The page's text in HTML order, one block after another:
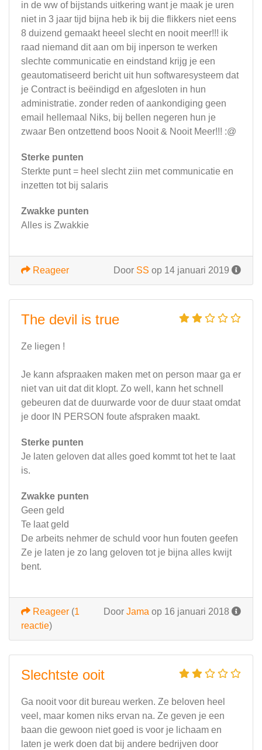
in de ww of bijstands uitkering want je maak je uren
niet in 3 jaar tijd bijna heb ik bij die flikkers niet eens
8 duizend gemaakt heeel slecht en nooit meer!!! ik
raad niemand dit aan om bij inperson te werken
slechte communicatie en eindstand krijg je een
geautomatiseerd bericht uit hun softwaresysteem dat
je Contract is beëindigd en afgesloten in hun
administratie. zonder reden of aankondiging geen
email hellemaal Niks, bij bellen negeren hun je
zwaar Ben ontzettend boos Nooit & Nooit Meer!!! :@
Sterke punten
Sterkte punt = heel slecht ziin met communicatie en
inzetten tot bij salaris
Zwakke punten
Alles is Zwakkie
Door SS op 14 januari 2019
Reageer
The devil is true
Ze liegen !
Je kann afspraaken maken met on person maar ga er
niet van uit dat dit klopt. Zo well, kann het schnell
gebeuren dat de duurwarde voor de duur staat omdat
je door IN PERSON foute afspraken maakt.
Sterke punten
Je laten geloven dat alles goed kommt tot het te laat
is.
Zwakke punten
Geen geld
Te laat geld
De arbeits nehmer de schuld voor hun fouten geefen
Ze je laten je zo lang geloven tot je bijna alles kwijt
bent.
Door Jama op 16 januari 2018
Reageer (1
reactie)
Slechtste ooit
Ga nooit voor dit bureau werken. Ze beloven heel
veel, maar komen niks ervan na. Ze geven je een
baan die gewoon niet goed is voor je lichaam en
laten je werk doen dat bij andere bedrijven door